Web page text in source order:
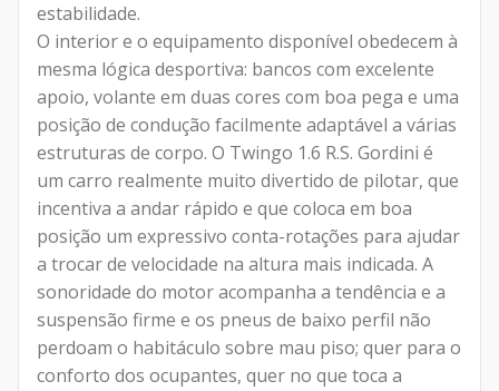
estabilidade.
O interior e o equipamento disponível obedecem à
mesma lógica desportiva: bancos com excelente
apoio, volante em duas cores com boa pega e uma
posição de condução facilmente adaptável a várias
estruturas de corpo. O Twingo 1.6 R.S. Gordini é
um carro realmente muito divertido de pilotar, que
incentiva a andar rápido e que coloca em boa
posição um expressivo conta-rotações para ajudar
a trocar de velocidade na altura mais indicada. A
sonoridade do motor acompanha a tendência e a
suspensão firme e os pneus de baixo perfil não
perdoam o habitáculo sobre mau piso; quer para o
conforto dos ocupantes, quer no que toca a